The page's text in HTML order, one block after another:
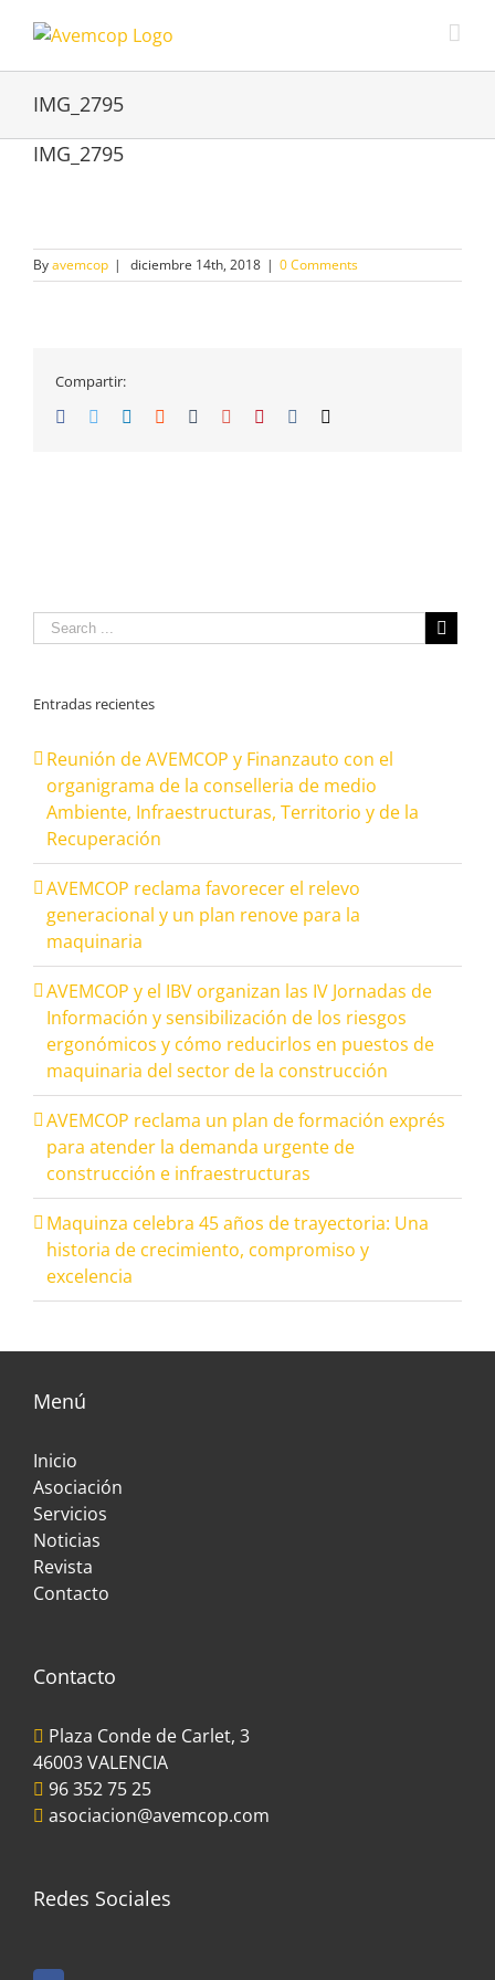
IMG_2795
IMG_2795
Byavemcop | diciembre 14th, 2018 | 0 Comments
Compartir:
Facebook
TwitterLinkedin
Reddit TumblrGoogle+Pinterest
Entradas recientes
Reunión de AVEMCOP y Finanzauto con el
organigrama de la conselleria de medio
Ambiente, Infraestructuras, Territorio y de la
Recuperación
AVEMCOP reclama favorecer el relevo
generacional y un plan renove para la
maquinaria
AVEMCOP y el IBV organizan las IV Jornadas de
Información y sensibilización de los riesgos
ergonómicos y cómo reducirlos en puestos de
maquinaria del sector de la construcción
AVEMCOP reclama un plan de formación exprés
para atender la demanda urgente de
construcción e infraestructuras
Maquinza celebra 45 años de trayectoria: Una
historia de crecimiento, compromiso y
excelencia
Menú
Inicio
Asociación
Servicios
Noticias
Revista
Contacto
Contacto
Plaza Conde de Carlet, 3
46003 VALENCIA
96 352 75 25
asociacion@avemcop.com
Redes Sociales